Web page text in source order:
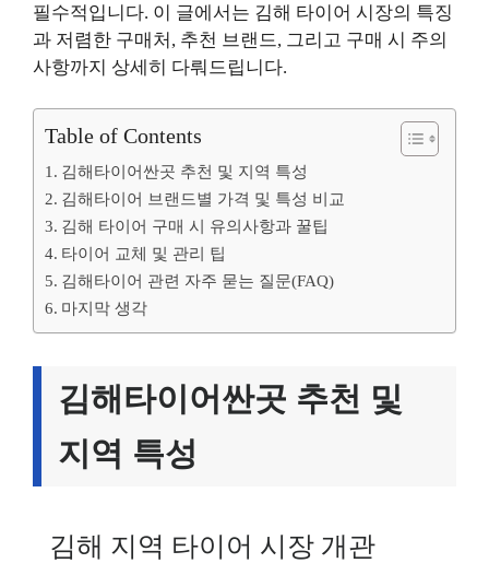
필수적입니다. 이 글에서는 김해 타이어 시장의 특징
과 저렴한 구매처, 추천 브랜드, 그리고 구매 시 주의
사항까지 상세히 다뤄드립니다.
Table of Contents
김해타이어싼곳 추천 및 지역 특성
김해타이어 브랜드별 가격 및 특성 비교
김해 타이어 구매 시 유의사항과 꿀팁
타이어 교체 및 관리 팁
김해타이어 관련 자주 묻는 질문(FAQ)
마지막 생각
김해타이어싼곳 추천 및
지역 특성
김해 지역 타이어 시장 개관